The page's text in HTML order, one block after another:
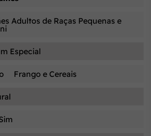
Adultos de Raças Pequenas e
Especial
Frango e Cereais